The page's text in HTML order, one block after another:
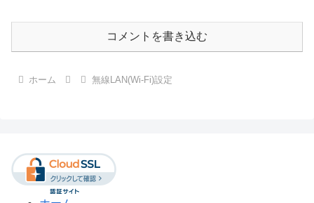
コメントを書き込む
ホーム 無線LAN(Wi-Fi)設定